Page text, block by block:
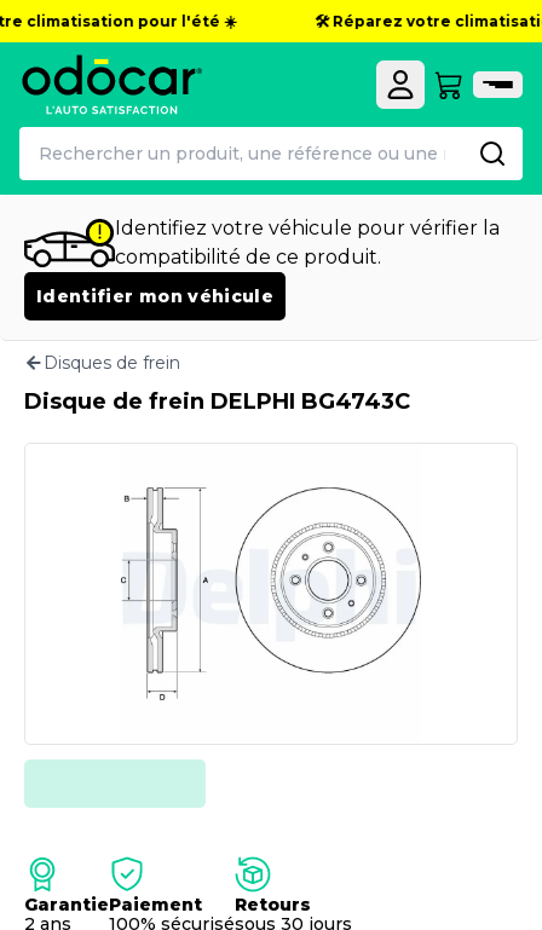
climatisation pour l'été ☀️ 🛠️ Réparez votre
Identifiez votre véhicule pour vérifier la
compatibilité de ce produit.
Identifier mon véhicule
Disques de frein
Disque de frein DELPHI BG4743C
Garantie
2 ans
Paiement
100% sécurisé
Retours
sous 30 jours